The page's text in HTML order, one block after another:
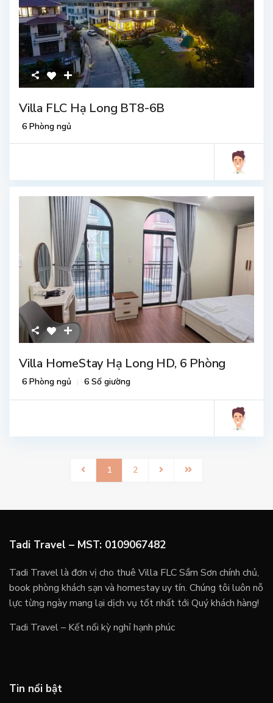
Villa FLC Hạ Long BT8-6B
6 Phòng ngủ
Villa HomeStay Hạ Long HD, 6 Phòng
6 Phòng ngủ 6 Số giường
1 2
Tadi Travel – MST: 0109067482
Tadi Travel là đơn vị cho thuê Villa FLC Sầm Sơn chính chủ,
book phòng khách sạn và homestay uy tín. Chúng tôi luôn nỗ
lực từng ngày mang lại dịch vụ tốt nhất tới Quý khách hàng!
Tadi Travel – Kết nối kỳ nghỉ hạnh phúc
Tin nổi bật